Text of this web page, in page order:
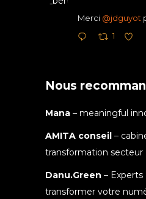
Merci @jdguyot
1
Nous
Mana – meaningful
AMITA conseil –
transformation secteur
Danu.Green – Experts
transformer votre